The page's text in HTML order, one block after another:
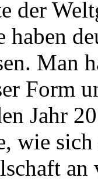
der
haben
Man
Form
Jahr
wie
an